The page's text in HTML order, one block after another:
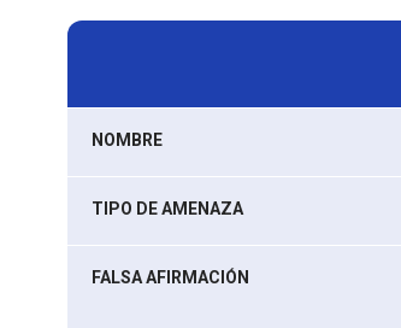
NOMBRE
TIPO DE AMENAZA
FALSA AFIRMACIÓN